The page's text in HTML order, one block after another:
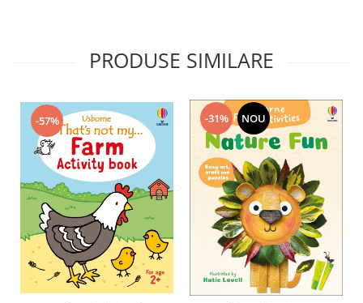
PRODUSE SIMILARE
-57% -31% NOU